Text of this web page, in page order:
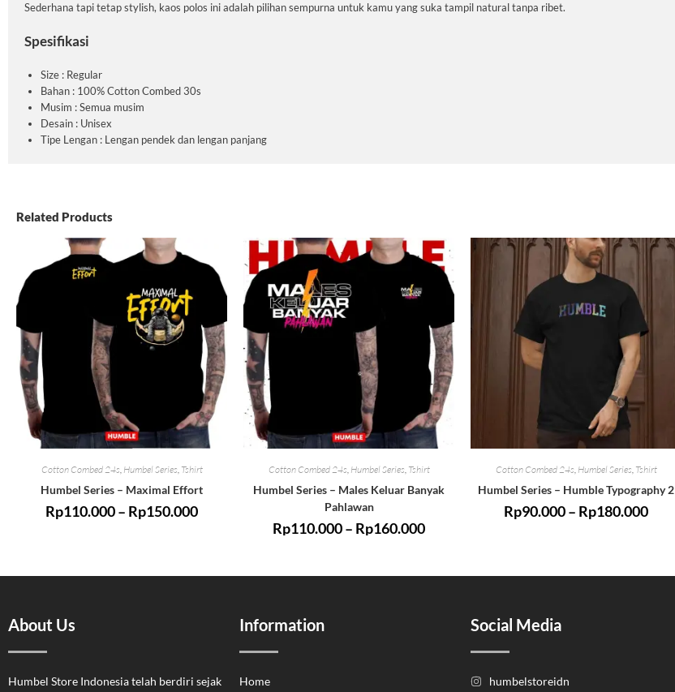
Sederhana tapi tetap stylish, kaos polos ini adalah pilihan sempurna untuk kamu yang suka tampil natural tanpa ribet.
Spesifikasi
Size : Regular
Bahan : 100% Cotton Combed 30s
Musim : Semua musim
Desain : Unisex
Tipe Lengan : Lengan pendek dan lengan panjang
Related Products
Cotton Combed 24s, Humbel Series, Tshirt
Humbel Series – Maximal Effort
Rp110.000– Rp150.000
Cotton Combed 24s, Humbel Series, Tshirt
Humbel Series – Males Keluar Banyak
Pahlawan
Rp110.000– Rp160.000
Cotton Combed 24s, Humbel Series, Tshirt
Humbel Series – Humble Typography 2
Rp90.000– Rp180.000
About Us
Humbel Store Indonesia telah berdiri sejak
Information
Home
Social Media
humbelstoreidn